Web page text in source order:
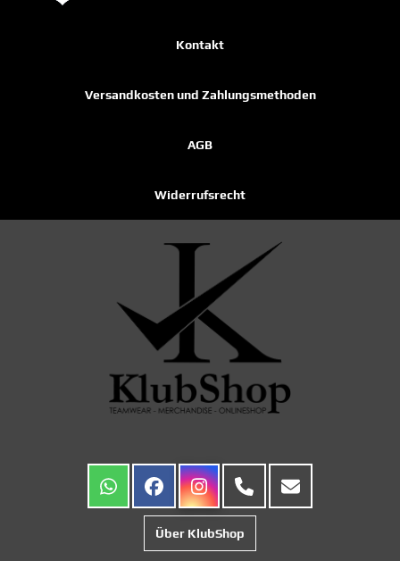
Kontakt
Versandkosten und Zahlungsmethoden
AGB
Widerrufsrecht
Über KlubShop